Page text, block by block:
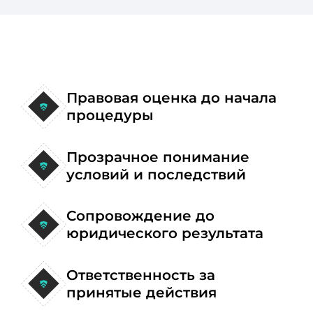
Правовая оценка до начала
процедуры
Прозрачное понимание
условий и последствий
Сопровождение до
юридического результата
Ответственность за
принятые действия